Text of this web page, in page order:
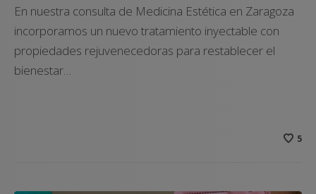
En nuestra consulta de Medicina Estética en Zaragoza
incorporamos un nuevo tratamiento inyectable con
propiedades rejuvenecedoras para restablecer el
bienestar…
5